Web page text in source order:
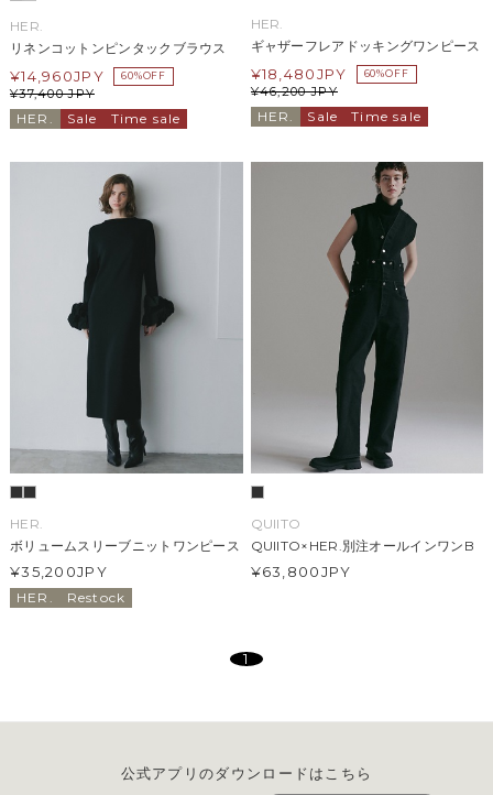
HER.
リネンコットンピンタックブラウス
¥37,400 JPY
¥14,960JPY 60%OFF
HER. Sale Time sale
HER.
ギャザーフレアドッキングワンピース
¥46,200 JPY
¥18,480JPY 60%OFF
HER. Sale Time sale
HER.
ボリュームスリーブニットワンピース
¥35,200JPY
HER. Restock
QUIITO
QUIITO×HER.別注オールインワンB
¥63,800JPY
1
公式アプリのダウンロードはこちら